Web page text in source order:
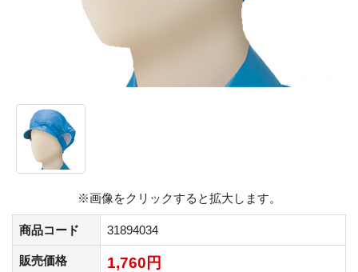
※画像をクリックすると拡大します。
商品コード 31894034
販売価格 1,760円